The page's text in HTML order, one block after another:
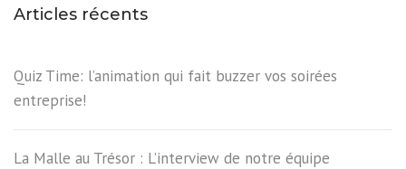
Articles récents
Quiz Time: l’animation qui fait buzzer vos soirées
entreprise!
La Malle au Trésor : L’interview de notre équipe